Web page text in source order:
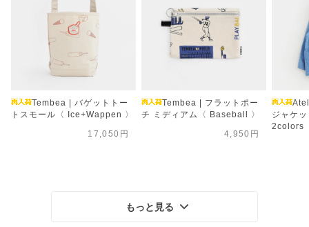
Tembea | バゲットトー
トスモール〈 Ice+Wappen 〉
17,050円
Tembea | フラットポー
チ ミディアム〈 Baseball 〉
4,950円
ジャケ
2colors
もっと見る